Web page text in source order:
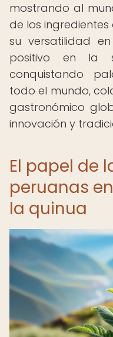
mostrando al
de los
su versatilidad
positivo en la
conquistando
todo el mundo,
gastronómico
innovación y
El papel de
peruanas
la quinua